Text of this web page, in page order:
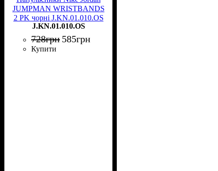
JUMPMAN WRISTBANDS
2 PK чорні J.KN.01.010.OS
J.KN.01.010.OS
728грн 585грн
Купити